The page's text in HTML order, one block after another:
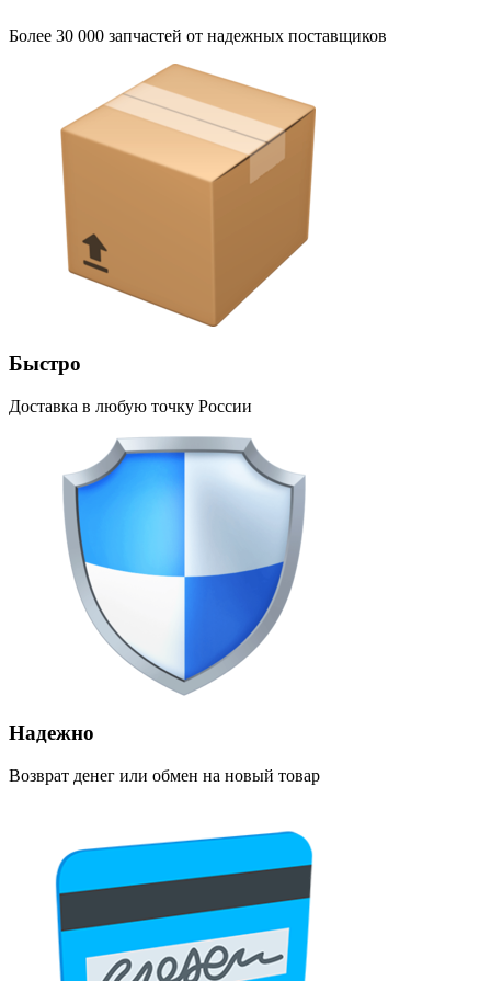
Более 30 000 запчастей от надежных поставщиков
Быстро
Доставка в любую точку России
Надежно
Возврат денег или обмен на новый товар